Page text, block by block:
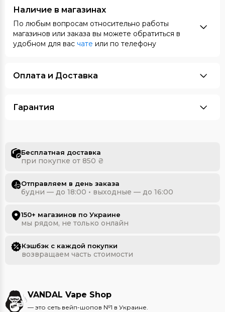
Наличие в магазинах
По любым вопросам относительно работы
магазинов или заказа вы можете обратиться в
удобном для вас чате или по телефону
Оплата и Доставка
Гарантия
Бесплатная доставка
при покупке от 850 ₴
Отправляем в день заказа
будни — до 18:00 • выходные — до 16:00
150+ магазинов по Украине
мы рядом, не только онлайн
Кэшбэк с каждой покупки
возвращаем часть стоимости
VANDAL Vape Shop
— это сеть вейп-шопов №1 в Украине.